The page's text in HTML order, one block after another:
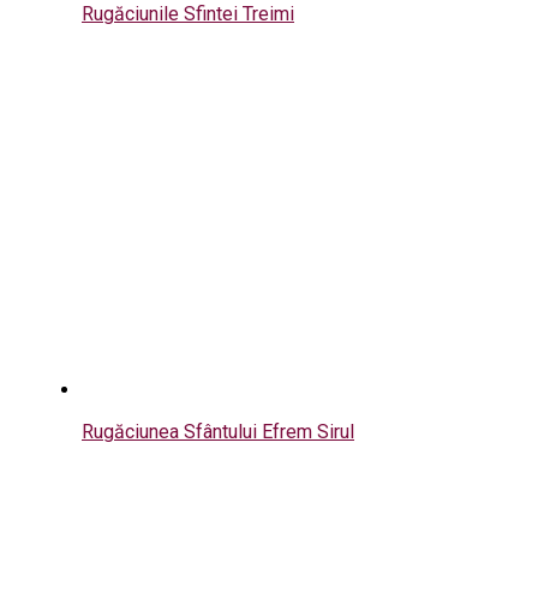
Rugăciunile Sfintei Treimi
Rugăciunea Sfântului Efrem Sirul